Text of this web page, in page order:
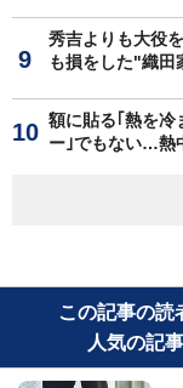
秀吉よりも大役
も損をした"織田
額に貼る｢熱を冷
ー｣でもない…熱
この記事の読
人気の記事